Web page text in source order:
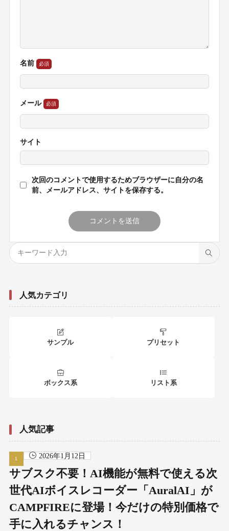
名前
メール
サイト
次回のコメントで使用するためブラウザーに自分の名
前、メールアドレス、サイトを保存する。
人気カテゴリ
サンプル プリセット
ボックス系 リスト系
人気記事
2026年1月12日
サブスク不要！AI機能が無料で使える次
世代AIボイスレコーダー「AuralAI」が
CAMPFIREに登場！今だけの特別価格で
手に入れるチャンス！